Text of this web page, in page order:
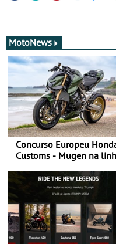
MotoNews
Concurso Europeu
Customs - Mugen na
ganhar